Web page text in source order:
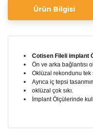
Ürün Bilgisi
Cotisen Fileli implant
Ön ve arka bağlantısı
Oklüzal rekondunu tek
Ayrıca iç tepsi
oklüzal çok sıkı.
İmplant Ölçülerinde